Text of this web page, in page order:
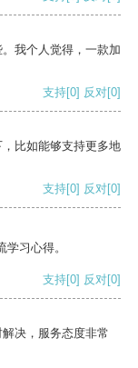
我个人觉得，一款加
支持[0] 反对[0]
比如能够支持更多地
支持[0] 反对[0]
习心得。
支持[0] 反对[0]
决，服务态度非常